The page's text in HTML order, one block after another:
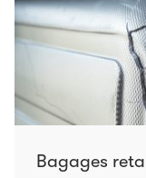
Bagages